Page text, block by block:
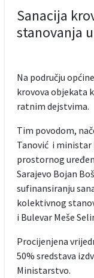
Sanacija
stanovanja
Na području
krovova objekata
ratnim dejstvima.
Tim povodom,
Tanović i
prostornog
Sarajevo Bojan
sufinansiranju
kolektivnog
i Bulevar Meše
Procijenjena
50% sredstava
Ministarstvo.